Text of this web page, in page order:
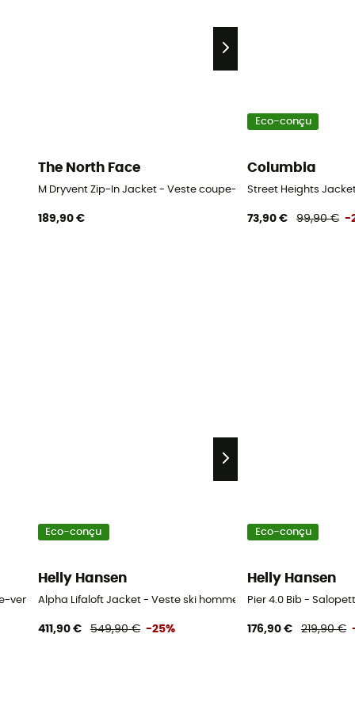
The North Face
M Dryvent Zip-In Jacket - Veste coupe-vent homme
189,90 €
Eco-conçu
Columbia
Street Heights
73,90 € 99,90 € -
vent homme
Eco-conçu
Helly Hansen
Alpha Lifaloft Jacket - Veste ski homme
411,90 € 549,90 € -25%
Eco-conçu
Helly Hansen
Pier 4.0 Bib -
176,90 € 219,90 €